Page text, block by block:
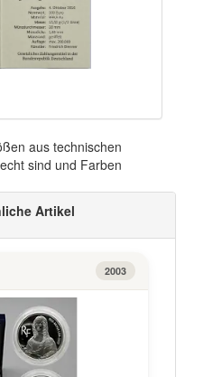
aus technischen
sind und Farben
Artikel
2003